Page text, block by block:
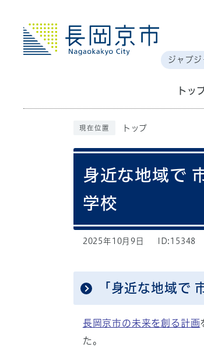
ジャブ
トッ
現在位置 トップ
身近な地域で
学校
2025年10月9日 ID:15348
「身近な地域で
長岡京市の未来を創る計画
た。